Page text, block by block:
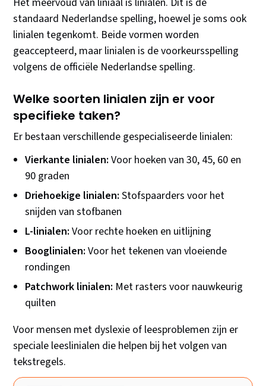
standaard Nederlandse spelling, hoewel je soms ook
linialen tegenkomt. Beide vormen worden
geaccepteerd, maar linialen is de voorkeursspelling
volgens de officiële Nederlandse spelling.
Welke soorten linialen zijn er voor
specifieke taken?
Er bestaan verschillende gespecialiseerde linialen:
Vierkante linialen: Voor hoeken van 30, 45, 60 en
90 graden
Driehoekige linialen: Stofspaarders voor het
snijden van stofbanen
L-linialen: Voor rechte hoeken en uitlijning
Booglinialen: Voor het tekenen van vloeiende
rondingen
Patchwork linialen: Met rasters voor nauwkeurig
quilten
Voor mensen met dyslexie of leesproblemen zijn er
speciale leeslinialen die helpen bij het volgen van
tekstregels.